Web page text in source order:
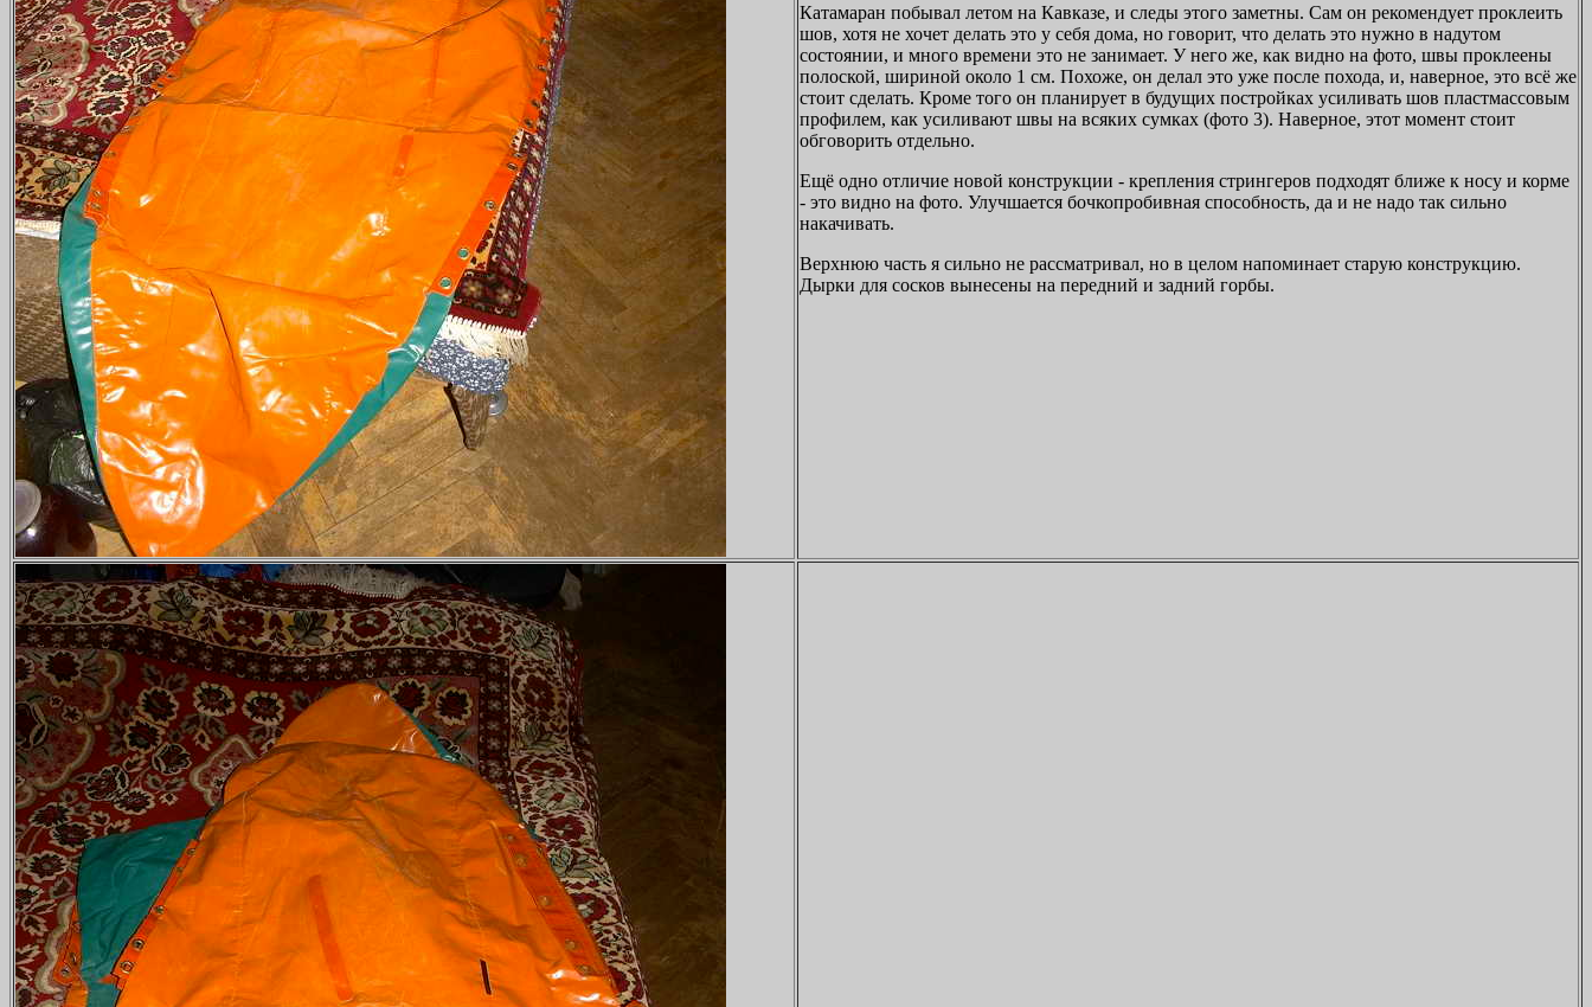
Катамаран побывал летом на Кавказе, и следы этого заметны. Сам он рекомендует проклеить
шов, хотя не хочет делать это у себя дома, но говорит, что делать это нужно в надутом
состоянии, и много времени это не занимает. У него же, как видно на фото, швы проклеены
полоской, шириной около 1 см. Похоже, он делал это уже после похода, и, наверное, это всё же
стоит сделать. Кроме того он планирует в будущих постройках усиливать шов пластмассовым
профилем, как усиливают швы на всяких сумках (фото 3). Наверное, этот момент стоит
обговорить отдельно.
Ещё одно отличие новой конструкции - крепления стрингеров подходят ближе к носу и корме
- это видно на фото. Улучшается бочкопробивная способность, да и не надо так сильно
накачивать.
Верхнюю часть я сильно не рассматривал, но в целом напоминает старую конструкцию.
Дырки для сосков вынесены на передний и задний горбы.